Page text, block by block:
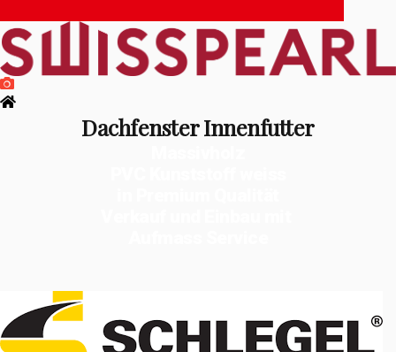
Dachfenster Innenfutter